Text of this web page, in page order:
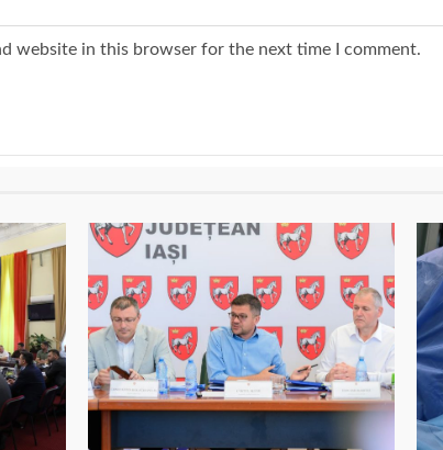
website in this browser for the next time I comment.